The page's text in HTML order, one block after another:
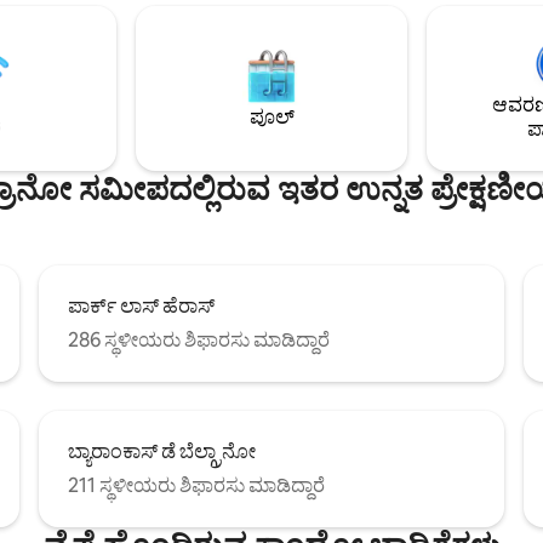
ಆದರೆ ಎಲ್ಲಕ್ಕಿಂತ ಅತ್ಯಂತ ಪ್ರಭಾವಶಾಲಿ
ಅದ್ಭುತವಾದ ಪ್ರೈವೇಟ್
ಆಗಿದೆ! ವೀಕ್ಷಣೆಗಳನ್ನು ಆನಂದಿಸಿ!
ಸಹ ಹೊಂದಿದೆ.
ಪ್ರೈವೇಟ್ ಟೆರೇಸ್ ಅನ್ನು ಆನಂದಿಸಿ ಈ
ನಗರವನ್ನು ಅನ್ವೇಷಿಸಿದ ನಂತರ
ವಿಶ್ರಾಂತಿ ಪಡೆಯಲು ಊಟದ ಹೊರಗೆ ನಿಮ್ಮ
ಜಾಕುಝಿ, ಸಂಡೆಕ್, BBQ ಅನ್ನು
ಪೂಲ್
ಸಮೀಪದಲ್ಲಿರುವ ಇತರ ಉನ್ನತ
ಪಾರ್ಕ್ ಲಾಸ್ ಹೆರಾಸ್
286 ಸ್ಥಳೀಯರು ಶಿಫಾರಸು ಮಾಡಿದ್ದಾರೆ
ಬ್ಯಾರಾಂಕಾಸ್ ಡೆ ಬೆಲ್ಗ್ರಾನೋ
211 ಸ್ಥಳೀಯರು ಶಿಫಾರಸು ಮಾಡಿದ್ದಾರೆ